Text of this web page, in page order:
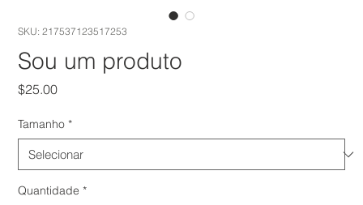
SKU: 217537123517253
Sou um produto
$25.00Preço
Tamanho *
Quantidade *